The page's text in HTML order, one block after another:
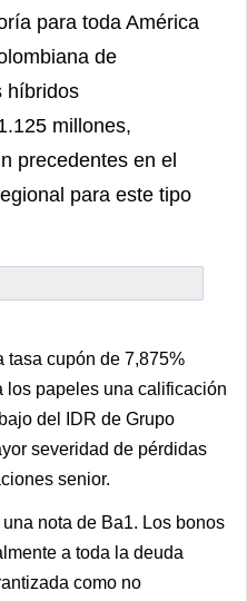
para toda América
de
híbridos
millones,
precedentes en el
para este tipo
tasa cupón de 7,875%
los papeles una calificación
del IDR de Grupo
severidad de pérdidas
senior.
nota de Ba1. Los bonos
a toda la deuda
como no